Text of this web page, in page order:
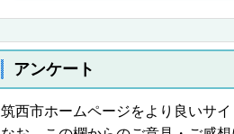
アンケート
筑西市ホームページをより良いサ